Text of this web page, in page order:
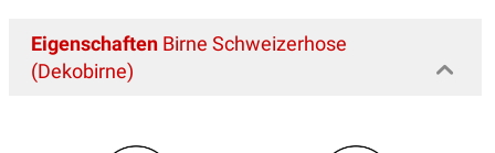
Eigenschaften Birne Schweizerhose
(Dekobirne)